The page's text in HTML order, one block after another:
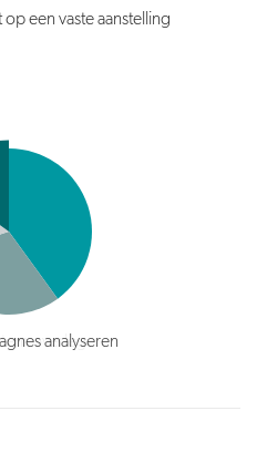
op een vaste aanstelling
analyseren